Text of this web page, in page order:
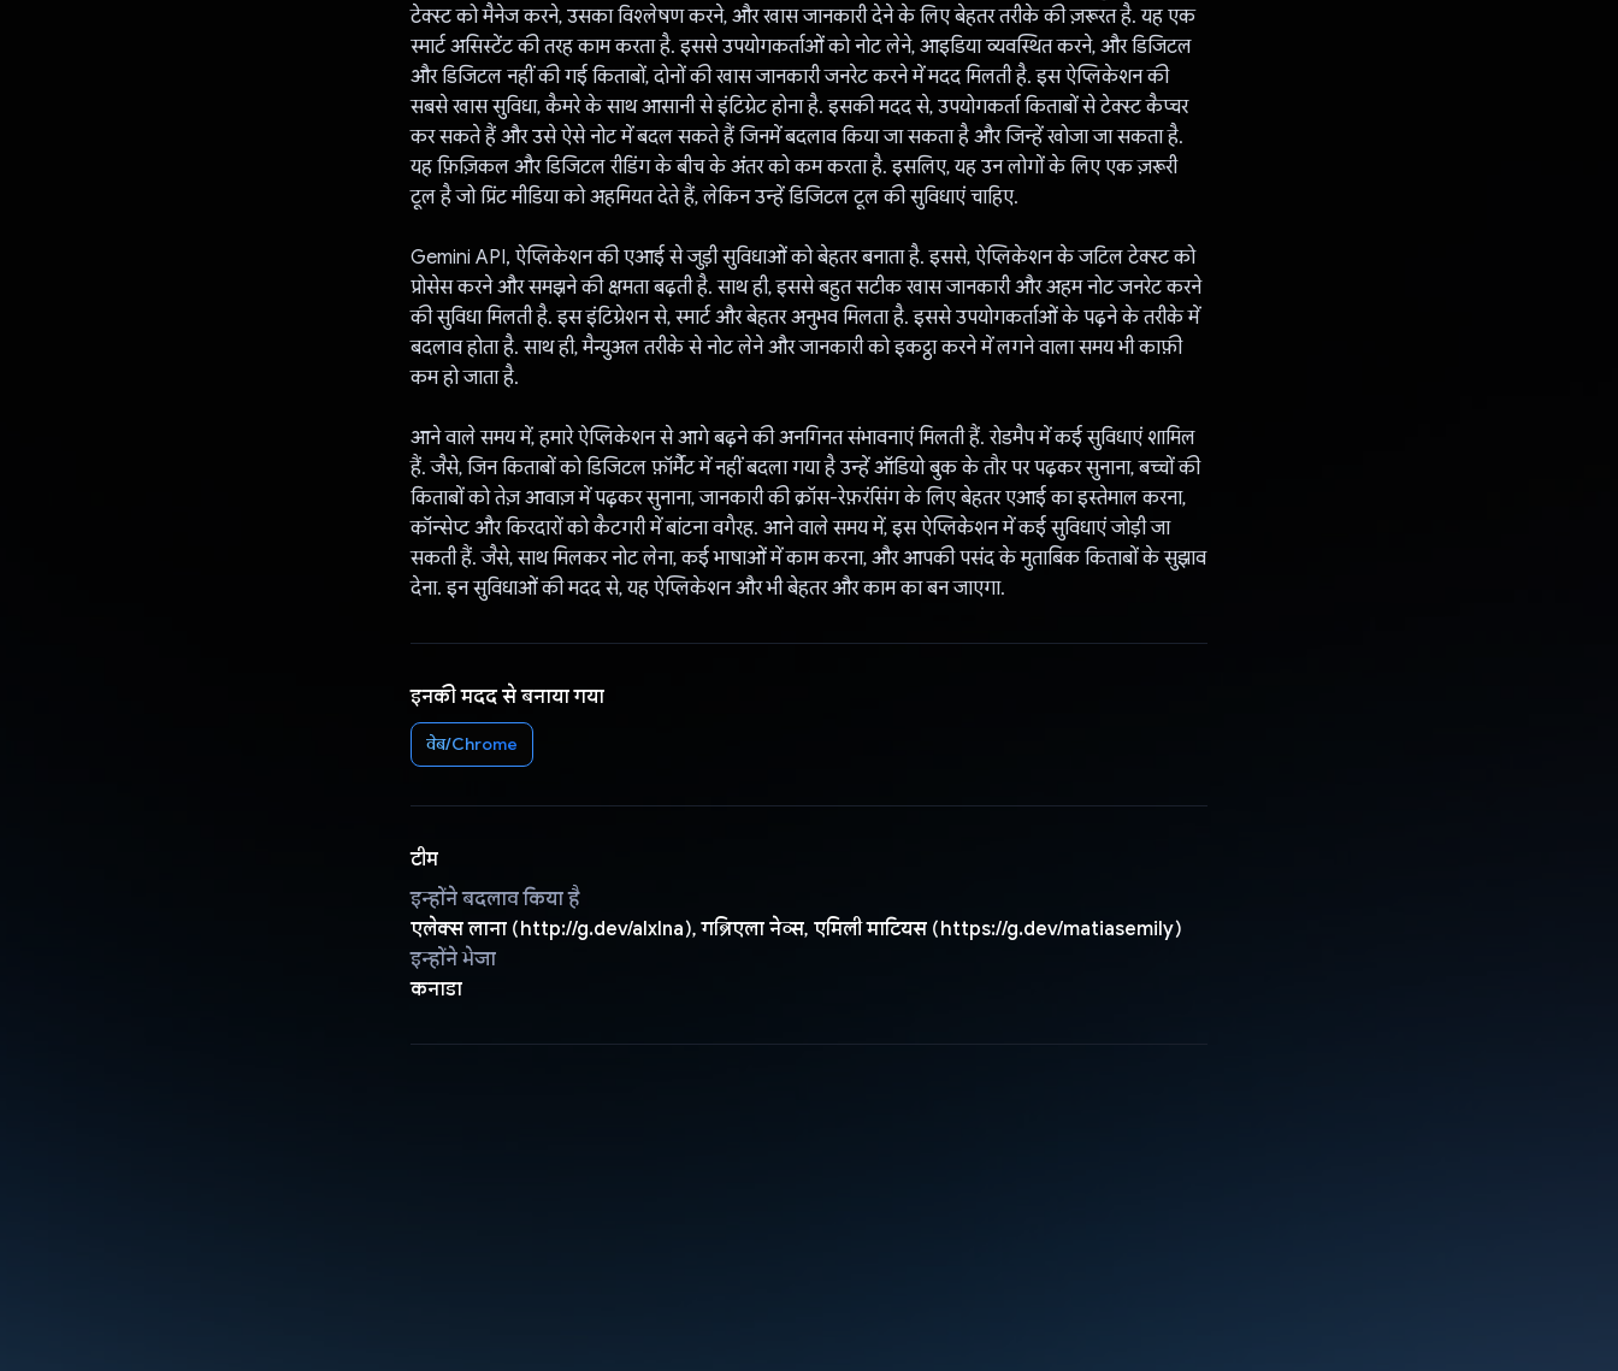
टेक्स्ट को मैनेज करने, उसका विश्लेषण करने, और खास जानकारी देने के लिए बेहतर तरीके की ज़रूरत है. यह एक
स्मार्ट असिस्टेंट की तरह काम करता है. इससे उपयोगकर्ताओं को नोट लेने, आइडिया व्यवस्थित करने, और डिजिटल
और डिजिटल नहीं की गई किताबों, दोनों की खास जानकारी जनरेट करने में मदद मिलती है. इस ऐप्लिकेशन की
सबसे खास सुविधा, कैमरे के साथ आसानी से इंटिग्रेट होना है. इसकी मदद से, उपयोगकर्ता किताबों से टेक्स्ट कैप्चर
कर सकते हैं और उसे ऐसे नोट में बदल सकते हैं जिनमें बदलाव किया जा सकता है और जिन्हें खोजा जा सकता है.
यह फ़िज़िकल और डिजिटल रीडिंग के बीच के अंतर को कम करता है. इसलिए, यह उन लोगों के लिए एक ज़रूरी
टूल है जो प्रिंट मीडिया को अहमियत देते हैं, लेकिन उन्हें डिजिटल टूल की सुविधाएं चाहिए.
Gemini API, ऐप्लिकेशन की एआई से जुड़ी सुविधाओं को बेहतर बनाता है. इससे, ऐप्लिकेशन के जटिल टेक्स्ट को
प्रोसेस करने और समझने की क्षमता बढ़ती है. साथ ही, इससे बहुत सटीक खास जानकारी और अहम नोट जनरेट करने
की सुविधा मिलती है. इस इंटिग्रेशन से, स्मार्ट और बेहतर अनुभव मिलता है. इससे उपयोगकर्ताओं के पढ़ने के तरीके में
बदलाव होता है. साथ ही, मैन्युअल तरीके से नोट लेने और जानकारी को इकट्ठा करने में लगने वाला समय भी काफ़ी
कम हो जाता है.
आने वाले समय में, हमारे ऐप्लिकेशन से आगे बढ़ने की अनगिनत संभावनाएं मिलती हैं. रोडमैप में कई सुविधाएं शामिल
हैं. जैसे, जिन किताबों को डिजिटल फ़ॉर्मैट में नहीं बदला गया है उन्हें ऑडियो बुक के तौर पर पढ़कर सुनाना, बच्चों की
किताबों को तेज़ आवाज़ में पढ़कर सुनाना, जानकारी की क्रॉस-रेफ़रंसिंग के लिए बेहतर एआई का इस्तेमाल करना,
कॉन्सेप्ट और किरदारों को कैटगरी में बांटना वगैरह. आने वाले समय में, इस ऐप्लिकेशन में कई सुविधाएं जोड़ी जा
सकती हैं. जैसे, साथ मिलकर नोट लेना, कई भाषाओं में काम करना, और आपकी पसंद के मुताबिक किताबों के सुझाव
देना. इन सुविधाओं की मदद से, यह ऐप्लिकेशन और भी बेहतर और काम का बन जाएगा.
इनकी मदद से बनाया गया
वेब/Chrome
टीम
इन्होंने बदलाव किया है
एलेक्स लाना (http://g.dev/alxlna), गब्रिएला नेव्स, एमिली माटियस (https://g.dev/matiasemily)
इन्होंने भेजा
कनाडा